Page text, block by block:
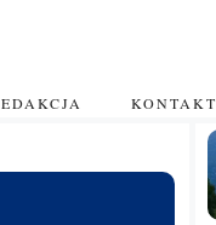
KONTAKT